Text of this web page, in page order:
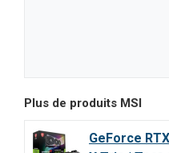
Plus de produits MSI
GeForce